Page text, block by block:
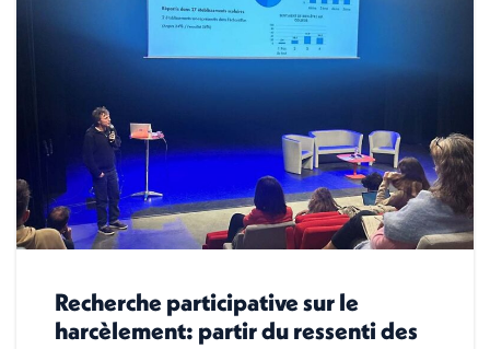
Recherche participative sur le
harcèlement: partir du ressenti des